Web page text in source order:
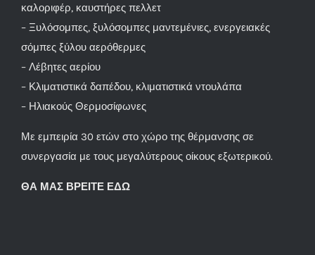
καλοριφέρ, καυστήρες πελλετ
– Ξυλόσομπες, ξυλόσομπες μαντεμένιες, ενεργειακές
σόμπες ξύλου αερόθερμες
– Λέβητες αερίου
– Κλιματιστικά δαπέδου, κλιματιστικά ντουλάπα
– Ηλιακούς Θερμοσίφωνες
Με εμπειρία 30 ετών στο χώρο της θέρμανσης σε
συνεργασία με τους μεγαλύτερους οίκους εξωτερικού.
ΘΑ ΜΑΣ ΒΡΕΙΤΕ ΕΔΩ